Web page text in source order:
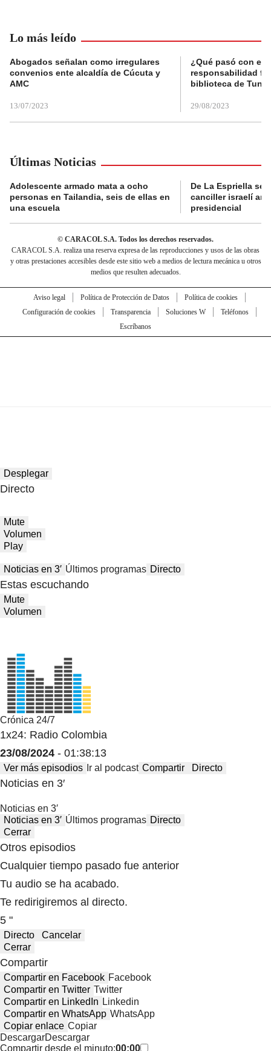
Lo más leído
Abogados señalan como irregulares
convenios ente alcaldía de Cúcuta y
AMC
13/07/2023
¿Qué pasó con el
responsabilidad
biblioteca de
29/08/2023
Últimas Noticias
Adolescente armado mata a ocho
personas en Tailandia, seis de ellas en
una escuela
De La Espriella se
canciller israelí
presidencial
© CARACOL S.A. Todos los derechos reservados.
CARACOL S.A. realiza una reserva expresa de las reproducciones y usos de las obras
y otras prestaciones accesibles desde este sitio web a medios de lectura mecánica u otros
medios que resulten adecuados.
Aviso legal Política de Protección de Datos
Política de cookies
Configuración de cookies
Transparencia Soluciones W
Teléfonos
Escríbanos
Desplegar
Directo
Mute
Volumen
Play
Noticias en 3′ Últimos programas Directo
Estas escuchando
Mute
Volumen
Crónica 24/7
1x24: Radio Colombia
23/08/2024 - 01:38:13
Ver más episodios Ir al podcast Compartir Directo
Noticias en 3′
Noticias en 3′
Noticias en 3′ Últimos programas Directo
Cerrar
Otros episodios
Cualquier tiempo pasado fue anterior
Tu audio se ha acabado.
Te redirigiremos al directo.
5 "
Directo
Cancelar
Cerrar
Compartir
Compartir en Facebook Facebook
Compartir en Twitter Twitter
Compartir en LinkedIn Linkedin
Compartir en WhatsApp WhatsApp
Copiar enlace Copiar
DescargarDescargar
Compartir desde el minuto:00:00